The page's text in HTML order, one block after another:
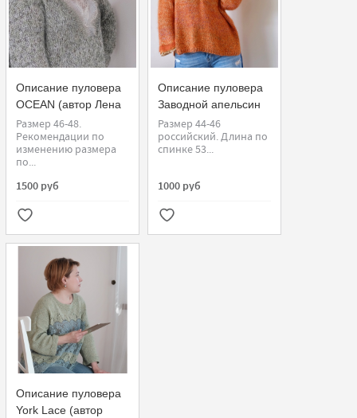
Описание пуловера
OCEAN (автор Лена
Родина)
Размер 46-48.
Рекомендации по
изменению размера
по...
1500 руб
Описание пуловера
Заводной апельсин
(автор Лена Родина)
Размер 44-46
российский. Длина по
спинке 53...
1000 руб
Описание пуловера
York Lace (автор